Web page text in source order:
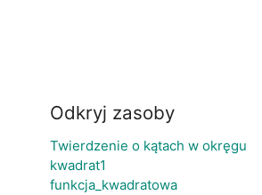
Odkryj zasoby
Twierdzenie o kątach w okręgu
kwadrat1
funkcja_kwadratowa